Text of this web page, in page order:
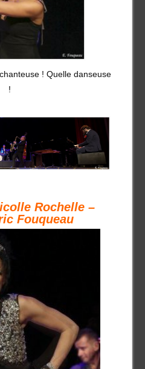
! Quelle danseuse
!
Rochelle –
Fouqueau